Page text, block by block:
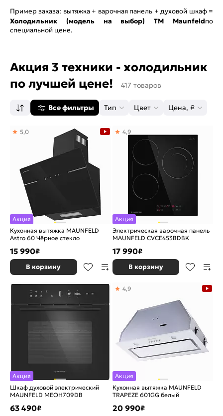
Пример заказа: вытяжка + варочная панель + духовой шкаф =
Холодильник (модель на выбор)ТМ Maunfeldпо
специальной цене.
Акция 3 техники - холодильник
по лучшей цене!
417 товаров
Все фильтры Тип Цвет Цена, ₽
Акция
Кухонная вытяжка MAUNFELD
Astro 60 Чёрное стекло
5,0
15 990₽
В корзину
Акция
Электрическая варочная панель
MAUNFELD CVCE453BDBK
4,9
17 990₽
В корзину
Акция
Шкаф духовой электрический
MAUNFELD MEOH709DB
63 490₽
Акция
Кухонная вытяжка MAUNFELD
TRAPEZE 601GG белый
4,9
20 990₽